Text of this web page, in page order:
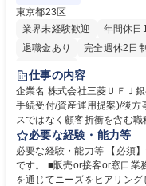
東京都23区
業界未経験歓迎
年間休日
退職金あり
完全週休2日制
土日祝休み
仕事の内容
企業名 株式会社三菱ＵＦＪ銀行 求人名 【東京都】本支店の窓口業
手続受付/資産運用提案)/後方事務/ロビー応対
スではなく顧客折衝を含む
事していただきます。 ■窓口
ーション、お客様対応 ■窓口にて、ご来店された個人のお客様に対して金
融商品のご提案 ■効率的な事
に必ずご覧ください≫ ※記事
必要な経験・能力等
必要な経験・能力等 【必須
です。 ■販売or接客or窓口業
を通じてニーズをヒアリングし対